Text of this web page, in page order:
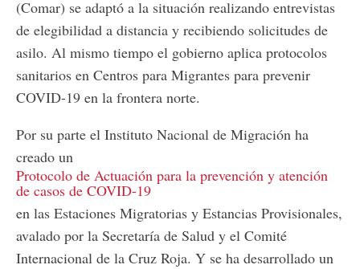
(Comar) se adaptó a la situación realizando entrevistas
de elegibilidad a distancia y recibiendo solicitudes de
asilo. Al mismo tiempo el gobierno aplica protocolos
sanitarios en Centros para Migrantes para prevenir
COVID-19 en la frontera norte.
Por su parte el Instituto Nacional de Migración ha
creado un
Protocolo de Actuación para la prevención y atención
de casos de COVID-19
en las Estaciones Migratorias y Estancias Provisionales,
avalado por la Secretaría de Salud y el Comité
Internacional de la Cruz Roja. Y se ha desarrollado un